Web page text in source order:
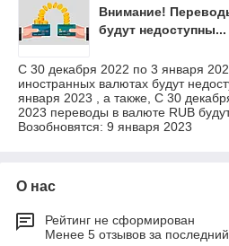
Внимание!
будут недоступны...
С 30 декабря 2022 по 3 января
иностранных валютах будут
января 2023 , а также, С 30
2023 переводы в валюте RUB
Возобновятся: 9 января 2023
О нас
Рейтинг не сформирован
Менее 5 отзывов за последний